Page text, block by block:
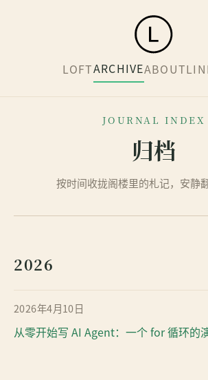
LOFTARCHIVEABOUT
JOURNAL INDEX
归档
按时间收拢阁楼里的札记，安静
2026
2026年4月10日
从零开始写 AI Agent：一个 for 循环的